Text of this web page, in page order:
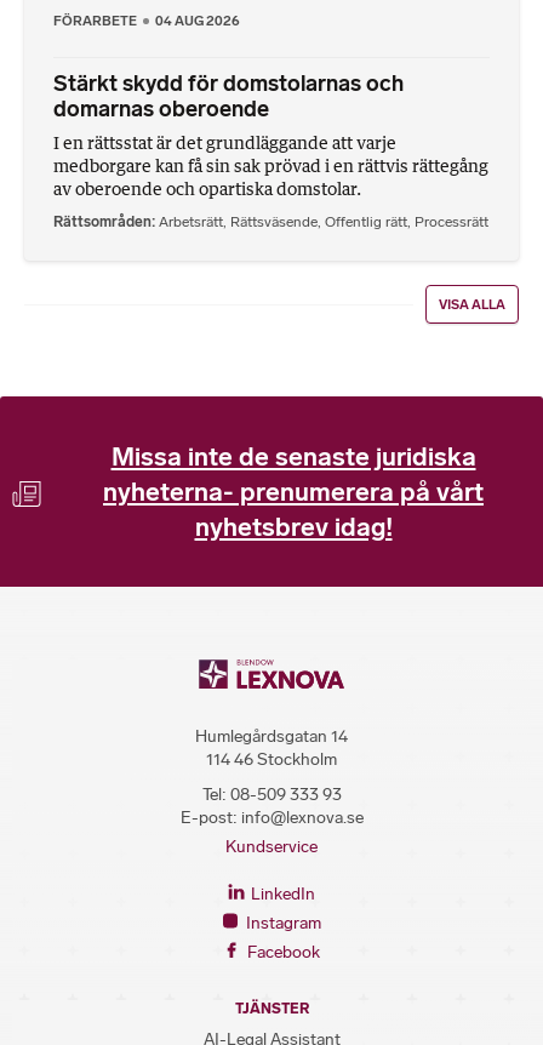
FÖRARBETE 04 AUG 2026
Stärkt skydd för domstolarnas och
domarnas oberoende
I en rättsstat är det grundläggande att varje
medborgare kan få sin sak prövad i en rättvis rättegång
av oberoende och opartiska domstolar.
Rättsområden Arbetsrätt Rättsväsende Offentlig rätt Processrätt
VISA ALLA
Missa inte de senaste juridiska
nyheterna- prenumerera på vårt
nyhetsbrev idag!
Humlegårdsgatan 14
114 46 Stockholm
Tel: 08-509 333 93
E-post: info@lexnova.se
Kundservice
LinkedIn
Instagram
Facebook
TJÄNSTER
AI-Legal Assistant